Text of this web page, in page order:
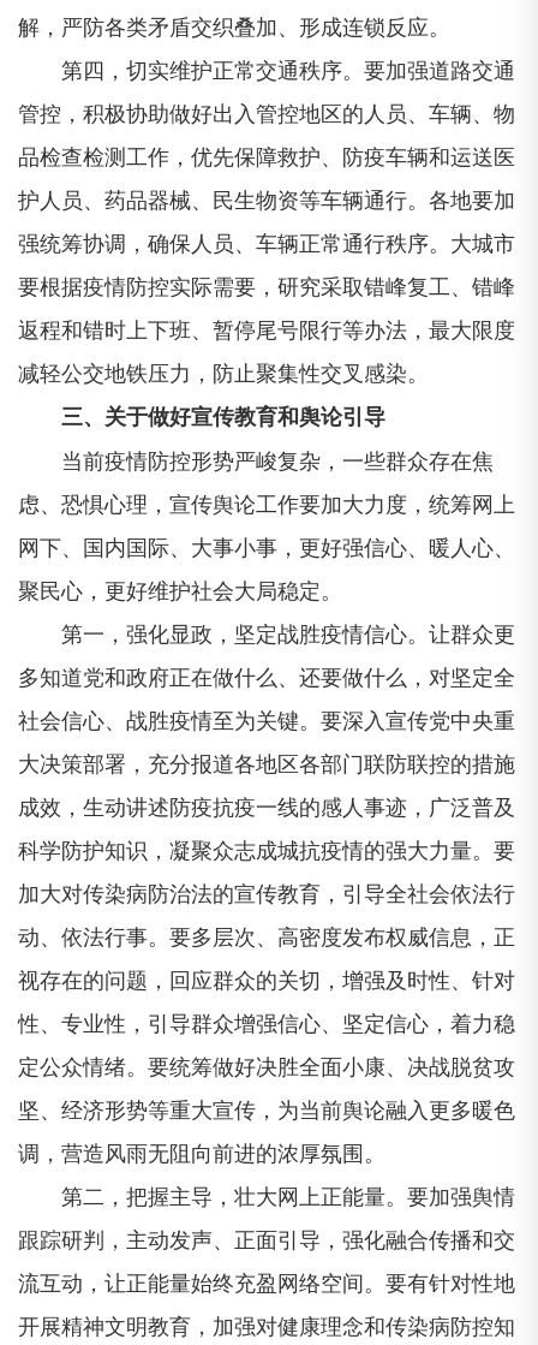
解，严防各类矛盾交织叠加、形成连锁反应。
第四，切实维护正常交通秩序。要加强道路交通
管控，积极协助做好出入管控地区的人员、车辆、物
品检查检测工作，优先保障救护、防疫车辆和运送医
护人员、药品器械、民生物资等车辆通行。各地要加
强统筹协调，确保人员、车辆正常通行秩序。大城市
要根据疫情防控实际需要，研究采取错峰复工、错峰
返程和错时上下班、暂停尾号限行等办法，最大限度
减轻公交地铁压力，防止聚集性交叉感染。
三、关于做好宣传教育和舆论引导
当前疫情防控形势严峻复杂，一些群众存在焦
虑、恐惧心理，宣传舆论工作要加大力度，统筹网上
网下、国内国际、大事小事，更好强信心、暖人心、
聚民心，更好维护社会大局稳定。
第一，强化显政，坚定战胜疫情信心。让群众更
多知道党和政府正在做什么、还要做什么，对坚定全
社会信心、战胜疫情至为关键。要深入宣传党中央重
大决策部署，充分报道各地区各部门联防联控的措施
成效，生动讲述防疫抗疫一线的感人事迹，广泛普及
科学防护知识，凝聚众志成城抗疫情的强大力量。要
加大对传染病防治法的宣传教育，引导全社会依法行
动、依法行事。要多层次、高密度发布权威信息，正
视存在的问题，回应群众的关切，增强及时性、针对
性、专业性，引导群众增强信心、坚定信心，着力稳
定公众情绪。要统筹做好决胜全面小康、决战脱贫攻
坚、经济形势等重大宣传，为当前舆论融入更多暖色
调，营造风雨无阻向前进的浓厚氛围。
第二，把握主导，壮大网上正能量。要加强舆情
跟踪研判，主动发声、正面引导，强化融合传播和交
流互动，让正能量始终充盈网络空间。要有针对性地
开展精神文明教育，加强对健康理念和传染病防控知